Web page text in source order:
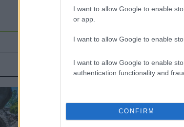
I want to allow Google to enable
or app.
I want to allow Google to enable
I want to allow Google to enable
authentication functionality and
CONFIRM